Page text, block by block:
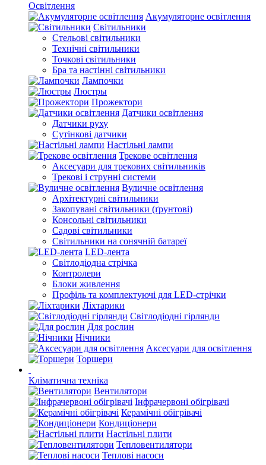
Освітлення
Акумуляторне освітлення
Світильники
Стельові світильники
Технічні світильники
Точкові світильники
Бра та настінні світильники
Лампочки
Люстры
Прожектори
Датчики освітлення
Датчики руху
Сутінкові датчики
Настільні лампи
Трекове освітлення
Аксесуари для трекових світильників
Трекові і струнні системи
Вуличне освітлення
Архітектурні світильники
Закопувані світильники (ґрунтові)
Консольні світильники
Садові світильники
Світильники на сонячній батареї
LED-лента
Світлодіодна стрічка
Контролери
Блоки живлення
Профіль та комплектуючі для LED-стрічки
Ліхтарики
Світлодіодні гірлянди
Для рослин
Нічники
Аксесуари для освітлення
Торшери
Кліматична техніка
Вентилятори
Інфрачервоні обігрівачі
Керамічні обігрівачі
Кондиціонери
Настільні плити
Тепловентилятори
Теплові насоси